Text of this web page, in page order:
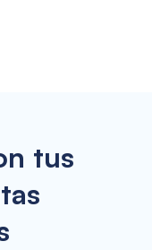
tus